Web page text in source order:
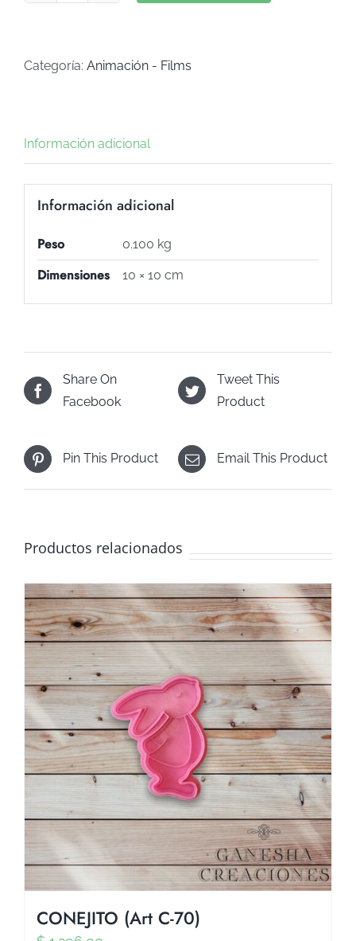
LA
C-
cantidad
Categoría: Animación - Films
Información adicional
Información adicional
Peso 0.100 kg
Dimensiones 10 × 10 cm
Share On
Facebook
Tweet This
Product
Pin This Product Email This Product
Productos relacionados
CONEJITO (Art C-70)